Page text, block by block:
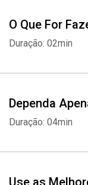
O Que For
Duração: 02min
Dependa
Duração: 04min
Use as